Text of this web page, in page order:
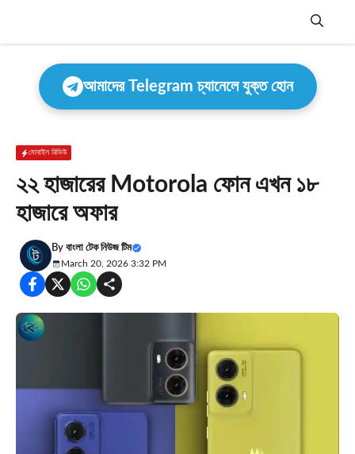
Menu
আমাদের Telegram চ্যানেলে যুক্ত হোন
মোবাইল রিভিউ
২২ হাজারের Motorola ফোন এখন ১৮
হাজারে অফার
By বাংলা টেক নিউজ টিম
March 20, 2026 3:32 PM